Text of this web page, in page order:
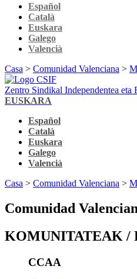
Español
Català
Euskara
Galego
Valencià
Casa > Comunidad Valenciana >
Zentro Sindikal Independentea eta
EUSKARA
Español
Català
Euskara
Galego
Valencià
Casa > Comunidad Valenciana >
Comunidad
KOMUNITATEAK /
CCAA